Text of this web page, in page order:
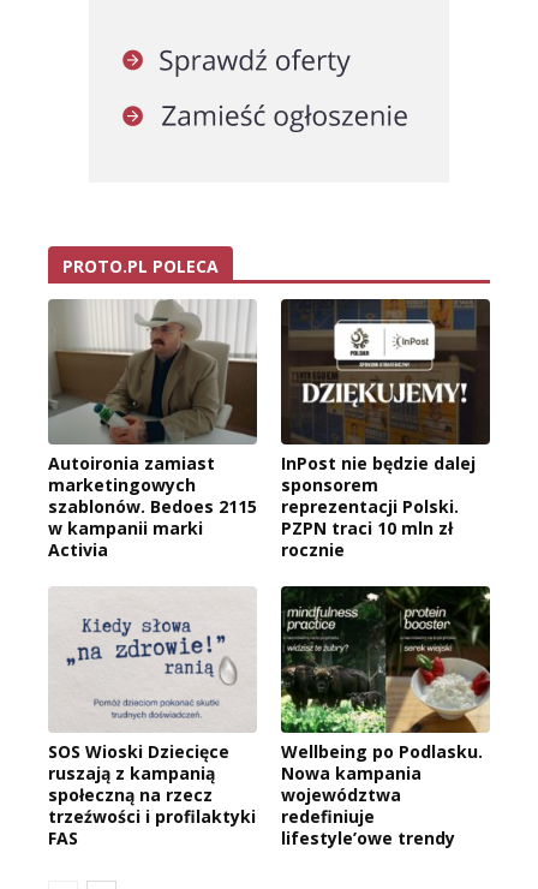
PROTO.PL POLECA
Autoironia zamiast
marketingowych
szablonów. Bedoes 2115
w kampanii marki
Activia
InPost nie będzie dalej
sponsorem
reprezentacji Polski.
PZPN traci 10 mln zł
rocznie
SOS Wioski Dziecięce
ruszają z kampanią
społeczną na rzecz
trzeźwości i profilaktyki
FAS
Wellbeing po Podlasku.
Nowa kampania
województwa
redefiniuje
lifestyle’owe trendy